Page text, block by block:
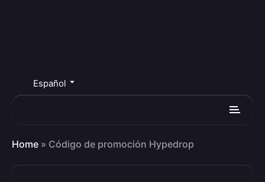
Español
Home » Código de promoción Hypedrop